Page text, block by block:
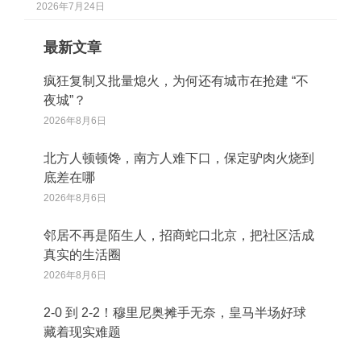
2026年7月24日
最新文章
疯狂复制又批量熄火，为何还有城市在抢建 “不
夜城”？
2026年8月6日
北方人顿顿馋，南方人难下口，保定驴肉火烧到
底差在哪
2026年8月6日
邻居不再是陌生人，招商蛇口北京，把社区活成
真实的生活圈
2026年8月6日
2‑0 到 2‑2！穆里尼奥摊手无奈，皇马半场好球
藏着现实难题